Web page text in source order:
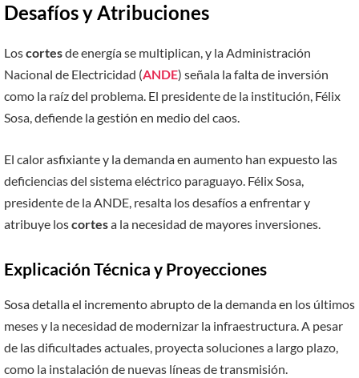
Desafíos y Atribuciones
Loscortesde energía se multiplican, y la Administración
Nacional de Electricidad (ANDE) señala la falta de inversión
como la raíz del problema. El presidente de la institución, Félix
Sosa, defiende la gestión en medio del caos.
El calor asfixiante y la demanda en aumento han expuesto las
deficiencias del sistema eléctrico paraguayo. Félix Sosa,
presidente de la ANDE, resalta los desafíos a enfrentar y
atribuye loscortesa la necesidad de mayores inversiones.
Explicación Técnica y Proyecciones
Sosa detalla el incremento abrupto de la demanda en los últimos
meses y la necesidad de modernizar la infraestructura. A pesar
de las dificultades actuales, proyecta soluciones a largo plazo,
como la instalación de nuevas líneas de transmisión.